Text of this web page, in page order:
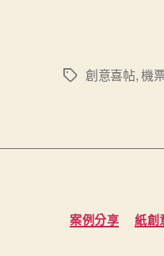
標 創意喜帖,機
案例分享 紙創